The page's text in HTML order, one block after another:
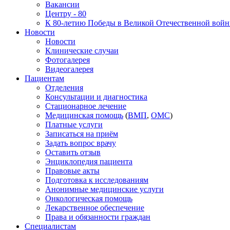
Вакансии
Центру - 80
К 80-летию Победы в Великой Отечественной
Новости
Новости
Клинические случаи
Фотогалерея
Видеогалерея
Пациентам
Отделения
Консультации и диагностика
Стационарное лечение
Медицинская помощь (ВМП, ОМС)
Платные услуги
Записаться на приём
Задать вопрос врачу
Оставить отзыв
Энциклопедия пациента
Правовые акты
Подготовка к исследованиям
Анонимные медицинские услуги
Онкологическая помощь
Лекарственное обеспечение
Права и обязанности граждан
Специалистам